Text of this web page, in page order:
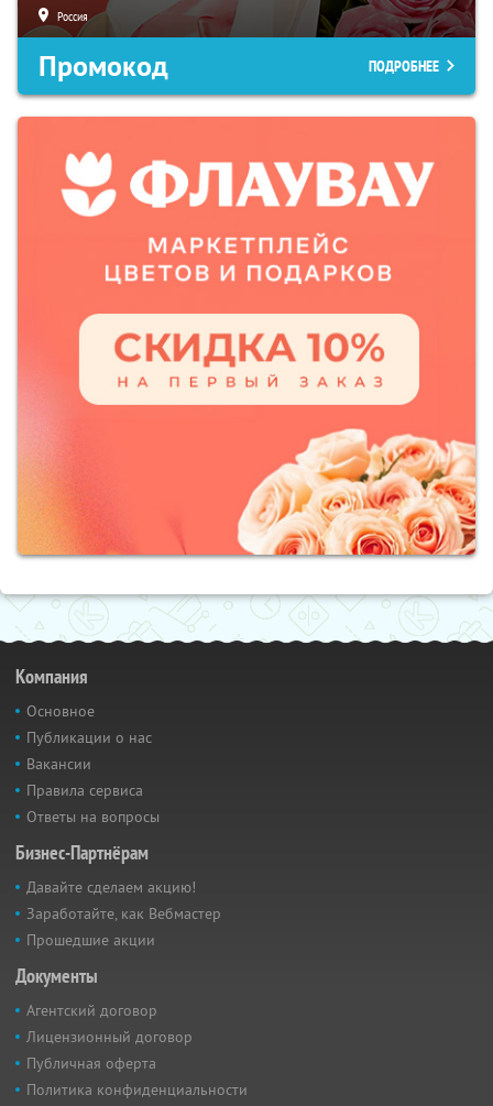
Россия
Промокод ПОДРОБНЕЕ
Компания
Основное
Публикации о нас
Вакансии
Правила сервиса
Ответы на вопросы
Бизнес-Партнёрам
Давайте сделаем акцию!
Заработайте, как Вебмастер
Прошедшие акции
Документы
Агентский договор
Лицензионный договор
Публичная оферта
Политика конфиденциальности